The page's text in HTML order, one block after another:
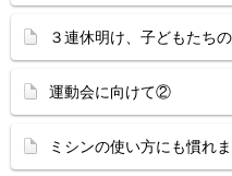
３連休明け、子どもたち
運動会に向けて②
ミシンの使い方にも慣